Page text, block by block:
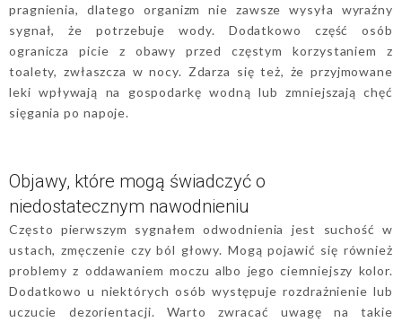
pragnienia, dlatego organizm nie zawsze wysyła wyraźny
sygnał, że potrzebuje wody. Dodatkowo część osób
ogranicza picie z obawy przed częstym korzystaniem z
toalety, zwłaszcza w nocy. Zdarza się też, że przyjmowane
leki wpływają na gospodarkę wodną lub zmniejszają chęć
sięgania po napoje.
Objawy, które mogą świadczyć o
niedostatecznym nawodnieniu
Często pierwszym sygnałem odwodnienia jest suchość w
ustach, zmęczenie czy ból głowy. Mogą pojawić się również
problemy z oddawaniem moczu albo jego ciemniejszy kolor.
Dodatkowo u niektórych osób występuje rozdrażnienie lub
uczucie dezorientacji. Warto zwracać uwagę na takie